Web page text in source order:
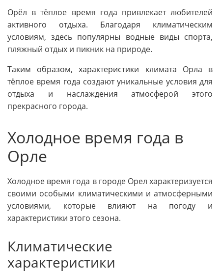
Орёл в тёплое время года привлекает любителей
активного отдыха. Благодаря климатическим
условиям, здесь популярны водные виды спорта,
пляжный отдых и пикник на природе.
Таким образом, характеристики климата Орла в
тёплое время года создают уникальные условия для
отдыха и наслаждения атмосферой этого
прекрасного города.
Холодное время года в
Орле
Холодное время года в городе Орел характеризуется
своими особыми климатическими и атмосферными
условиями, которые влияют на погоду и
характеристики этого сезона.
Климатические
характеристики